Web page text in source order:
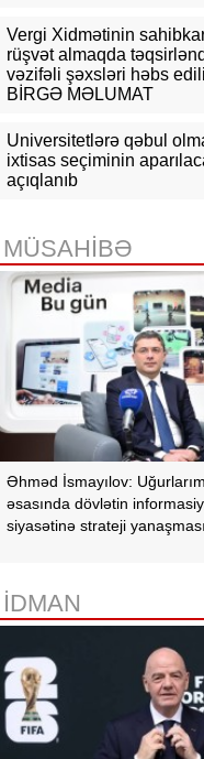
10:32 KİV: Günəş
Avropada elektrik enerjisi
çatışmazlığını dərinləşdirə
Vergi Xidmətinin
rüşvət almaqda
vəzifəli şəxsləri həbs
BİRGƏ MƏLUMAT
Universitetlərə qəbul
ixtisas seçiminin
açıqlanıb
MÜSAHİBƏ
Əhməd İsmayılov:
əsasında dövlətin
siyasətinə strateji
İDMAN